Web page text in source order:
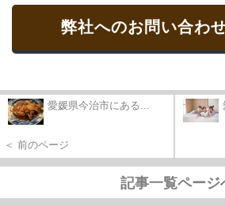
弊社へのお問い合わ
愛媛県今治市にある...
＜ 前のページ
記事一覧ページ